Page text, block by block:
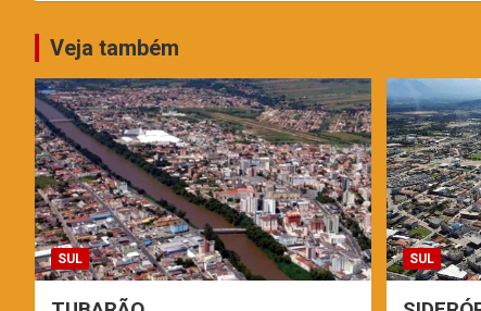
Post
Veja também
SUL SUL